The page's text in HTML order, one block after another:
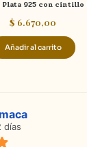
Plata 925 con cintillo
$ 6.670,00
Añadir al carrito